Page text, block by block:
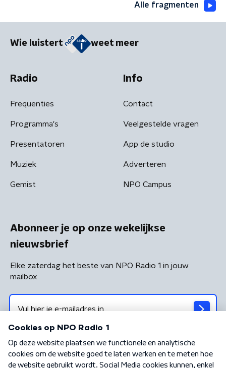
Alle fragmenten
Wie luistert weet meer
Radio
Frequenties
Programma's
Presentatoren
Muziek
Gemist
Info
Contact
Veelgestelde vragen
App de studio
Adverteren
NPO Campus
Abonneer je op onze wekelijkse
nieuwsbrief
Elke zaterdag het beste van NPO Radio 1 in jouw
mailbox